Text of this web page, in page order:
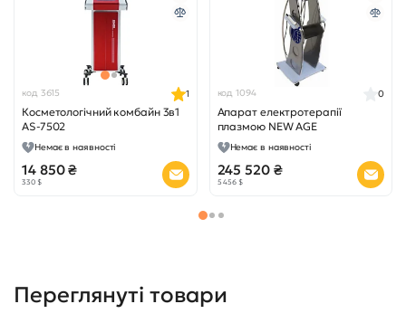
код 3615
Косметологічний комбайн 3в1
AS-7502
1
Немає в наявності
14 850 ₴
330 $
код 1094
Апарат електротерапії
плазмою NEW AGE
0
Немає в наявності
245 520 ₴
5 456 $
Переглянуті товари